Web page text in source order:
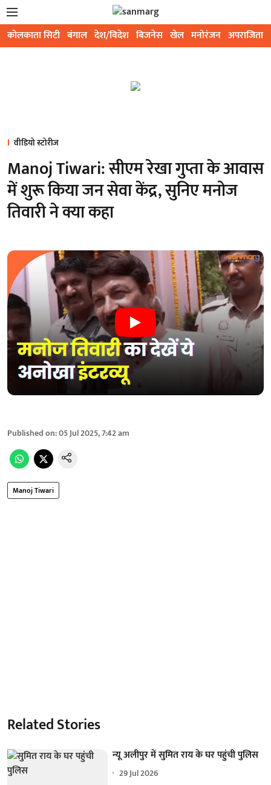
कोलकाता सिटी बंगाल देश/विदेश बिजनेस खेल मनोरंजन अपराजिता
वीडियो स्टोरीज
Manoj Tiwari: सीएम रेखा गुप्ता के आवास
में शुरू किया जन सेवा केंद्र, सुनिए मनोज
तिवारी ने क्या कहा
Published on:05 Jul 2025, 7:42 am
Manoj Tiwari
Related Stories
न्यू अलीपुर में सुमित राय के घर पहुंची पुलिस
29 Jul 2026